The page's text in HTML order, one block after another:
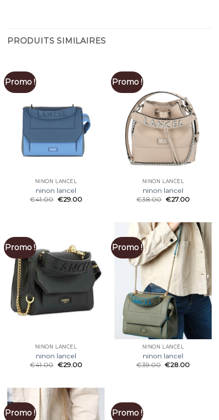
PRODUITS SIMILAIRES
Promo !
NINON LANCEL
ninon lancel
€41.00 €29.00
Promo !
NINON LANCEL
ninon lancel
€38.00 €27.00
Promo !
NINON LANCEL
ninon lancel
€41.00 €29.00
Promo !
NINON LANCEL
ninon lancel
€39.00 €28.00
Promo ! Promo !